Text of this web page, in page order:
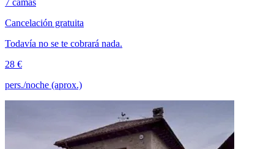
7 camas
Cancelación gratuita
Todavía no se te cobrará nada.
28 €
pers./noche (aprox.)